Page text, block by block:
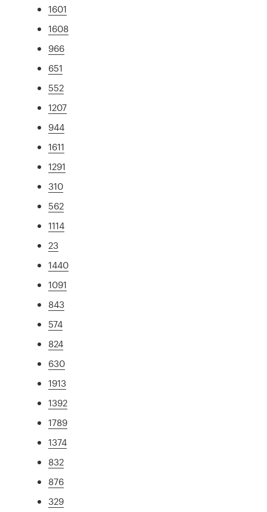
1601
1608
966
651
552
1207
944
1611
1291
310
562
1114
23
1440
1091
843
574
824
630
1913
1392
1789
1374
832
876
329